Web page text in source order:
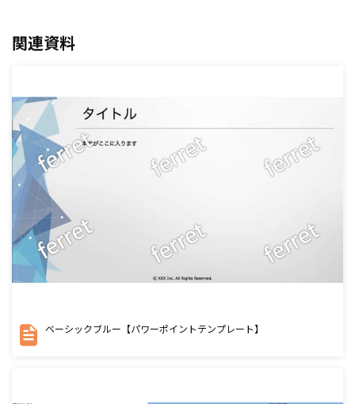
関連資料
ベーシックブルー【パワーポイントテンプレート】